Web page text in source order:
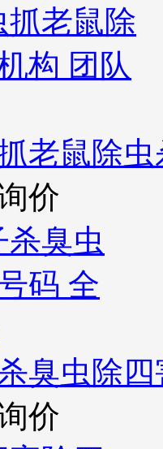
老鼠除
价
臭虫除
价